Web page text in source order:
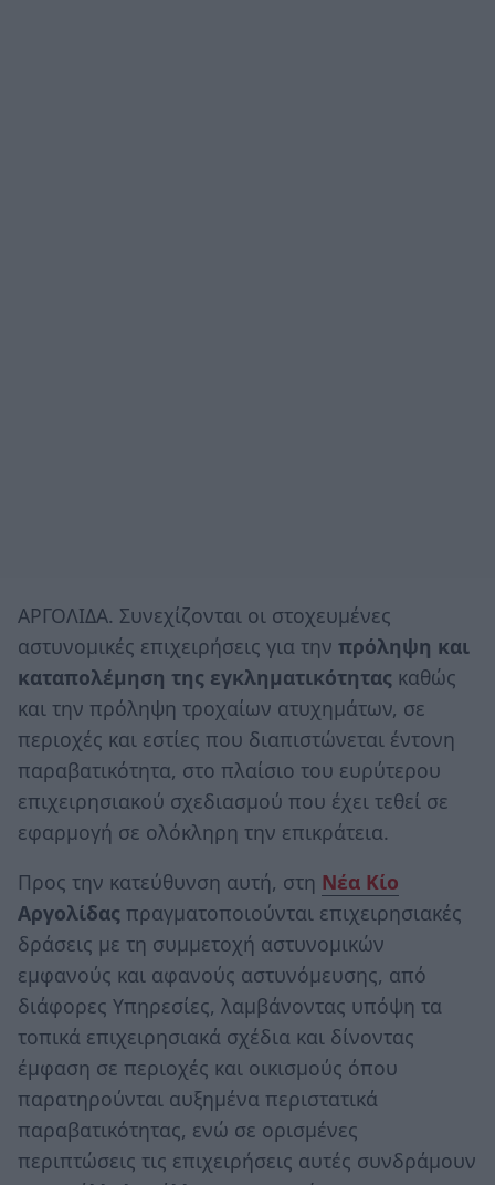
ΑΡΓΟΛΙΔΑ. Συνεχίζονται οι στοχευμένες
αστυνομικές επιχειρήσεις για την πρόληψη και
καταπολέμηση της εγκληματικότητας καθώς
και την πρόληψη τροχαίων ατυχημάτων, σε
περιοχές και εστίες που διαπιστώνεται έντονη
παραβατικότητα, στο πλαίσιο του ευρύτερου
επιχειρησιακού σχεδιασμού που έχει τεθεί σε
εφαρμογή σε ολόκληρη την επικράτεια.
Προς την κατεύθυνση αυτή, στη Νέα Κίο
Αργολίδας πραγματοποιούνται επιχειρησιακές
δράσεις με τη συμμετοχή αστυνομικών
εμφανούς και αφανούς αστυνόμευσης, από
διάφορες Υπηρεσίες, λαμβάνοντας υπόψη τα
τοπικά επιχειρησιακά σχέδια και δίνοντας
έμφαση σε περιοχές και οικισμούς όπου
παρατηρούνται αυξημένα περιστατικά
παραβατικότητας, ενώ σε ορισμένες
περιπτώσεις τις επιχειρήσεις αυτές συνδράμουν